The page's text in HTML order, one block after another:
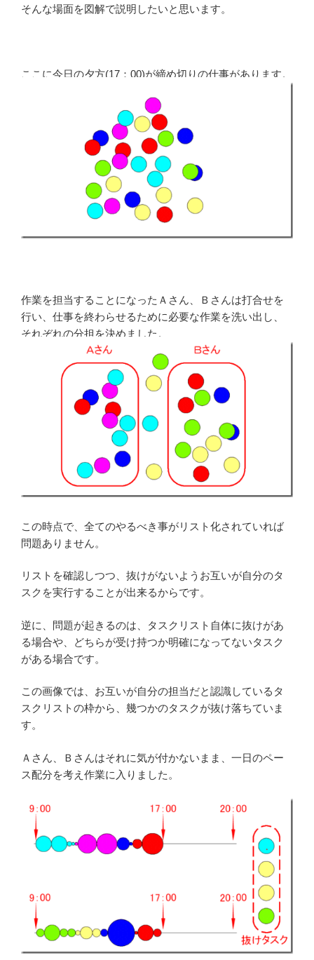
そんな場面を図解で説明したいと思います。
ここに今日の夕方(17：00)が締め切りの仕事があります。
作業を担当することになったＡさん、Ｂさんは打合せを
行い、仕事を終わらせるために必要な作業を洗い出し、
それぞれの分担を決めました。
この時点で、全てのやるべき事がリスト化されていれば
問題ありません。
リストを確認しつつ、抜けがないようお互いが自分のタ
スクを実行することが出来るからです。
逆に、問題が起きるのは、タスクリスト自体に抜けがあ
る場合や、どちらが受け持つか明確になってないタスク
がある場合です。
この画像では、お互いが自分の担当だと認識しているタ
スクリストの枠から、幾つかのタスクが抜け落ちていま
す。
Ａさん、Ｂさんはそれに気が付かないまま、一日のペー
ス配分を考え作業に入りました。